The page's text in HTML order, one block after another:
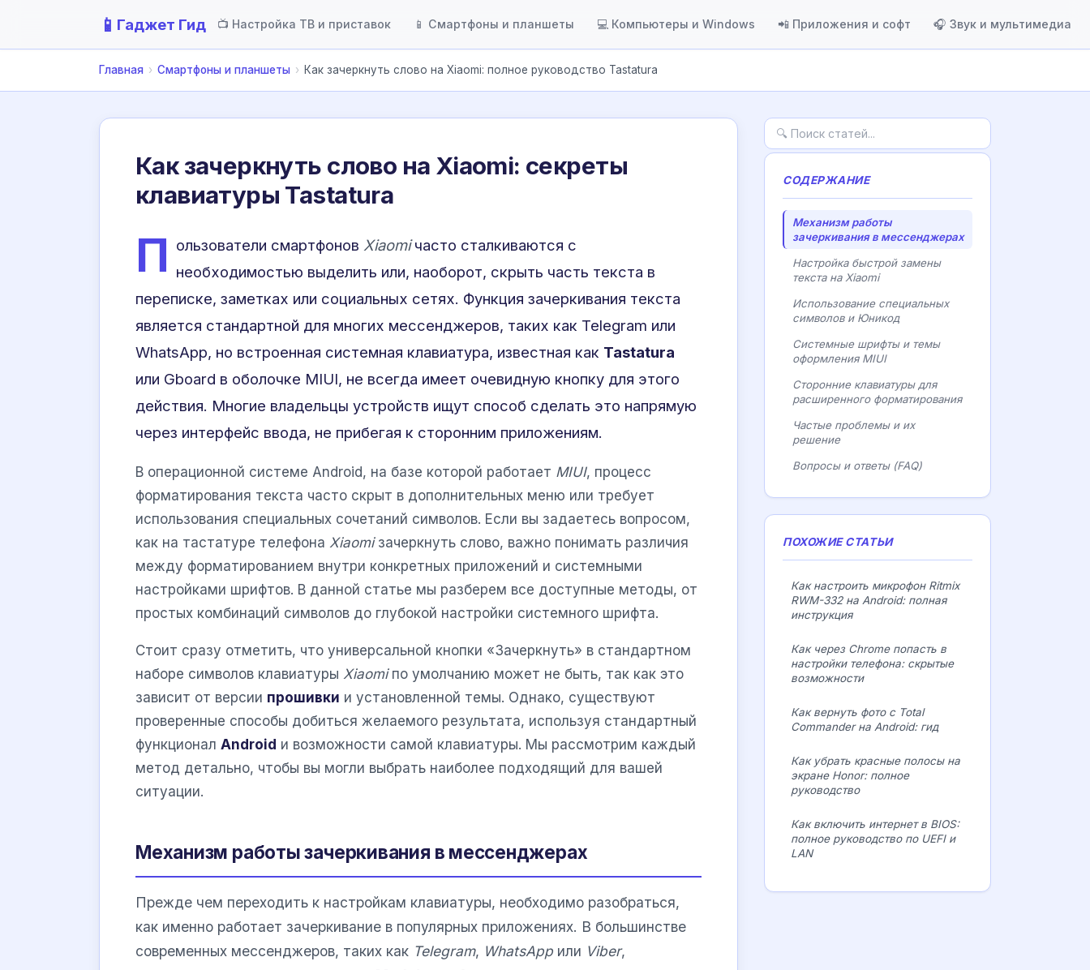
📱 Гаджет Гид 📺 Настройка ТВ и приставок 📱 Смартфоны и планшеты 💻 Компьютеры и Windows 📲 Приложения и софт 🎧 Звук и мультимедиа
Главная › Смартфоны и планшеты › Как зачеркнуть слово на Xiaomi: полное руководство Tastatura
Как зачеркнуть слово на Xiaomi: секреты
клавиатуры Tastatura
П ользователи смартфонов Xiaomiчасто сталкиваются с
необходимостью выделить или, наоборот, скрыть часть текста в
переписке, заметках или социальных сетях. Функция зачеркивания текста
является стандартной для многих мессенджеров, таких как Telegram или
WhatsApp, но встроенная системная клавиатура, известная как Tastatura
или Gboard в оболочке MIUI, не всегда имеет очевидную кнопку для этого
действия. Многие владельцы устройств ищут способ сделать это напрямую
через интерфейс ввода, не прибегая к сторонним приложениям.
В операционной системе Android, на базе которой работает MIUI, процесс
форматирования текста часто скрыт в дополнительных меню или требует
использования специальных сочетаний символов. Если вы задаетесь вопросом,
как на тастатуре телефона Xiaomiзачеркнуть слово, важно понимать различия
между форматированием внутри конкретных приложений и системными
настройками шрифтов. В данной статье мы разберем все доступные методы, от
простых комбинаций символов до глубокой настройки системного шрифта.
Стоит сразу отметить, что универсальной кнопки «Зачеркнуть» в стандартном
наборе символов клавиатуры Xiaomiпо умолчанию может не быть, так как это
зависит от версии прошивки и установленной темы. Однако, существуют
проверенные способы добиться желаемого результата, используя стандартный
функционал Android и возможности самой клавиатуры. Мы рассмотрим каждый
метод детально, чтобы вы могли выбрать наиболее подходящий для вашей
ситуации.
Механизм работы зачеркивания в мессенджерах
Прежде чем переходить к настройкам клавиатуры, необходимо разобраться,
как именно работает зачеркивание в популярных приложениях. В большинстве
современных мессенджеров, таких как Telegram, WhatsApp или Viber,
СОДЕРЖАНИЕ
Механизм работы
зачеркивания в мессенджерах
Настройка быстрой замены
текста на Xiaomi
Использование специальных
символов и Юникод
Системные шрифты и темы
оформления MIUI
Сторонние клавиатуры для
расширенного форматирования
Частые проблемы и их
решение
Вопросы и ответы (FAQ)
ПОХОЖИЕ СТАТЬИ
Как настроить микрофон Ritmix
RWM-332 на Android: полная
инструкция
Как через Chrome попасть в
настройки телефона: скрытые
возможности
Как вернуть фото с Total
Commander на Android: гид
Как убрать красные полосы на
экране Honor: полное
руководство
Как включить интернет в BIOS:
полное руководство по UEFI и
LAN